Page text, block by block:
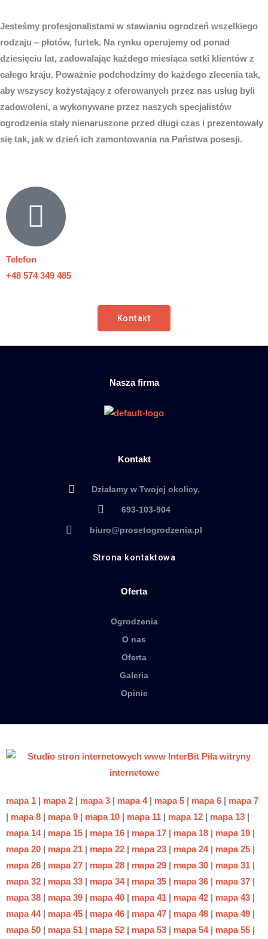
Jesteśmy profesjonalistami w stawianiu ogrodzeń wszelkiego
rodzaju – płotów, furtek. Na rynku operujemy od ponad
dziesięciu lat, zadowalając każdego miesiąca setki klientów z
całego kraju. Poważnie podchodzimy do każdego zlecenia tak,
aby wszyscy kożystający z oferowanych przez nas usług byli
zadowoleni, a wykonywane przez naszych specjalistów
ogrodzenia stały nienaruszone przed długi czas i prezentowały
się tak, jak w dzień ich zamontowania na Państwa posesji.
Telefon
+48 574 349 485
Kontakt
Nasza firma
Kontakt
Działamy w Twojej okolicy.
693-103-904
biuro@prosetogrodzenia.pl
Strona kontaktowa
Oferta
Ogrodzenia
O nas
Oferta
Galeria
Opinie
mapa 1 mapa 2 mapa 3 mapa 4| mapa 5 mapa 6
mapa 7
mapa 8 mapa 9 mapa 10 mapa 11 mapa 12 mapa 13
mapa 14| mapa 15 mapa 16 mapa 17 mapa 18 mapa 19
mapa 20
mapa 21 mapa 22 mapa 23 mapa 24| mapa 25
mapa 26
mapa 27 mapa 28 mapa 29 mapa 30 mapa 31
mapa 32
mapa 33 mapa 34| mapa 35 mapa 36 mapa 37
mapa 38
mapa 39 mapa 40 mapa 41 mapa 42 mapa 43
mapa 44| mapa 45 mapa 46 mapa 47 mapa 48 mapa 49
mapa 50
mapa 51 mapa 52 mapa 53 mapa 54| mapa 55